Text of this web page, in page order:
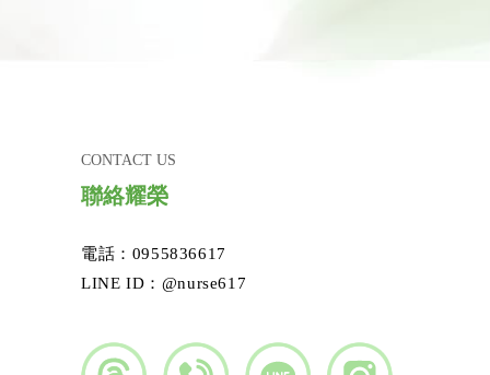
CONTACT US
聯絡耀榮
電話：0955836617
LINE ID：@nurse617